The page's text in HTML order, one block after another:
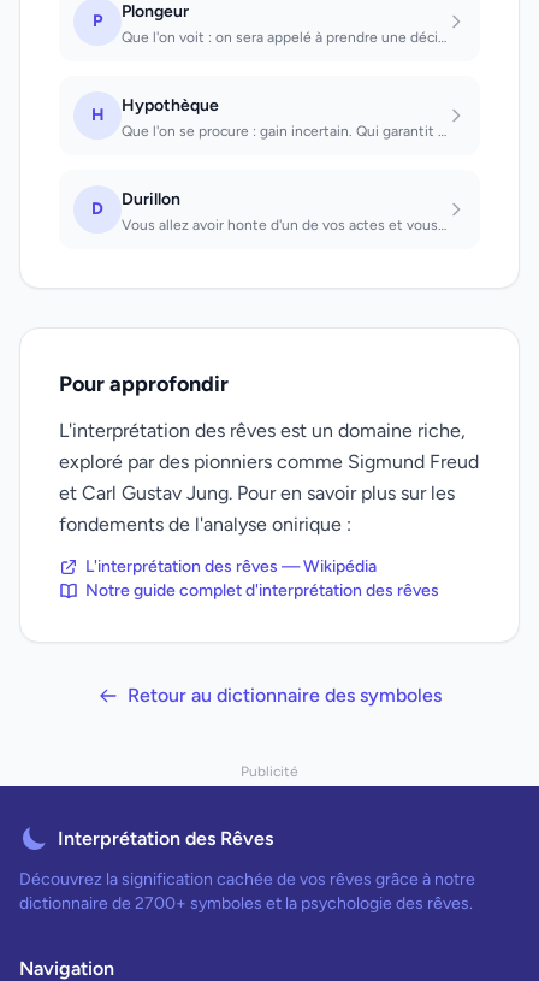
P Plongeur
Que l'on voit : on sera appelé à prendre une décision grave. Que l'on est : de g...
H Hypothèque
Que l'on se procure : gain incertain. Qui garantit une somme que l'on donne : un...
D Durillon
Vous allez avoir honte d'un de vos actes et vous risquez un affront public
Pour approfondir
L'interprétation des rêves est un domaine riche,
exploré par des pionniers comme Sigmund Freud
et Carl Gustav Jung. Pour en savoir plus sur les
fondements de l'analyse onirique :
L'interprétation des rêves — Wikipédia
Notre guide complet d'interprétation des rêves
Retour au dictionnaire des symboles
Publicité
Interprétation des Rêves
Découvrez la signification cachée de vos rêves grâce à notre
dictionnaire de 2700+ symboles et la psychologie des rêves.
Navigation